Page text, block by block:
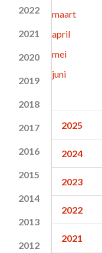
2022
2021
2020
2019
2018
2017
2016
2015
2014
2013
2012
maart
april
mei
juni
2025
2024
2023
2022
2021